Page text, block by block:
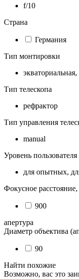
f/10
Страна
Германия
Тип монтировки
Тип телескопа
рефрактор
Тип управления
manual
Уровень пользователя
для опытных,
Фокусное
900
апертура
Диаметр объектива
90
Найти похожие
Возможно, вас это